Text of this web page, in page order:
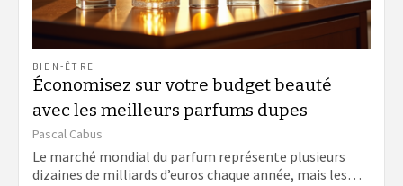
BIEN-ÊTRE
Économisez sur votre budget beauté
avec les meilleurs parfums dupes
Pascal Cabus
Le marché mondial du parfum représente plusieurs
dizaines de milliards d’euros chaque année, mais les…